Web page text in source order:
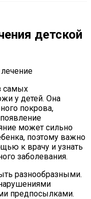
детской
самых
у детей. Она
покрова,
может сильно
поэтому важно
к врачу и узнать
заболевания.
разнообразными.
предпосылками.